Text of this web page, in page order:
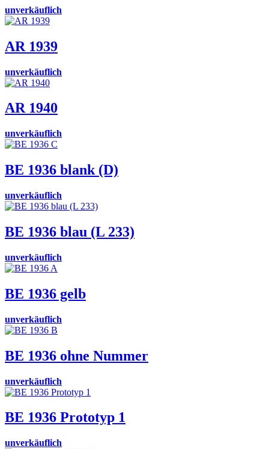
unverkäuflich
AR 1939
unverkäuflich
AR 1940
unverkäuflich
BE 1936 blank (D)
unverkäuflich
BE 1936 blau (L 233)
unverkäuflich
BE 1936 gelb
unverkäuflich
BE 1936 ohne Nummer
unverkäuflich
BE 1936 Prototyp 1
unverkäuflich